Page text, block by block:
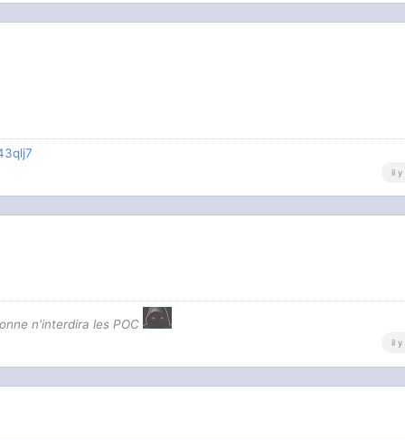
il y
n'interdira les POC
il y